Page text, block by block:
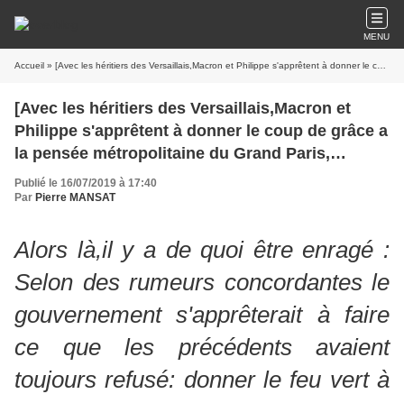
MENU
Accueil » [Avec les héritiers des Versaillais,Macron et Philippe s'apprêtent à donner le coup de grâce a la pensée métropolitaine du Grand Paris, j'enrage]Pierre Mansat
[Avec les héritiers des Versaillais,Macron et
Philippe s'apprêtent à donner le coup de grâce a
la pensée métropolitaine du Grand Paris,
j'enrage]Pierre Mansat
Publié le 16/07/2019 à 17:40
Par Pierre MANSAT
Alors là,il y a de quoi être enragé :
Selon des rumeurs concordantes le
gouvernement s'apprêterait à faire
ce que les précédents avaient
toujours refusé: donner le feu vert à